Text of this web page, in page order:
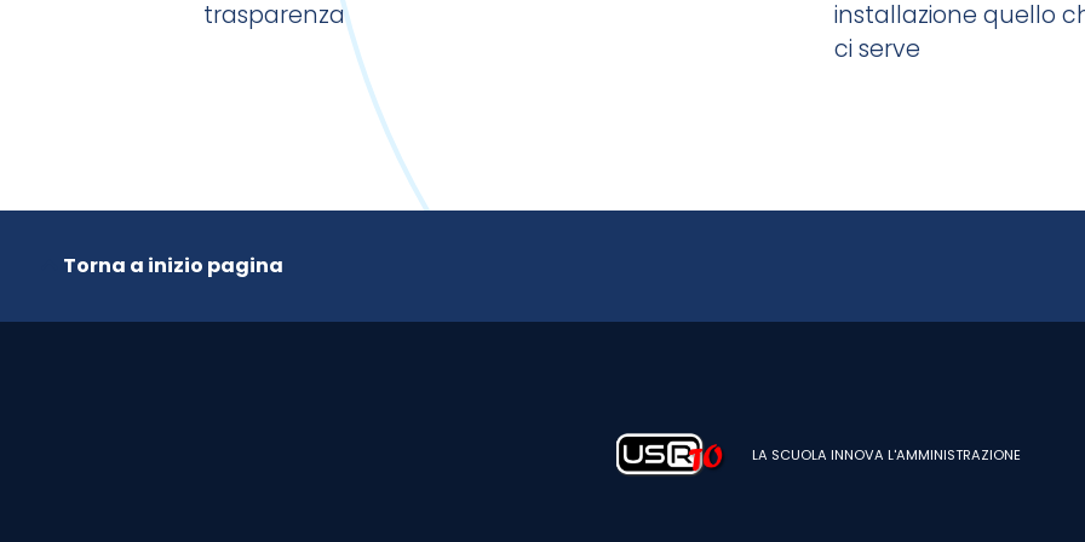
trasparenza
installazione quello
ci serve
Torna a inizio pagina
LA SCUOLA INNOVA L'AMMINISTRAZIONE